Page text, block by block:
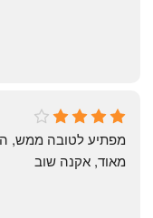
michal gottfried
4 months ago
מאוד, אקנה שוב